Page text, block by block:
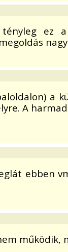
ez a
a
A
ebben
működik,